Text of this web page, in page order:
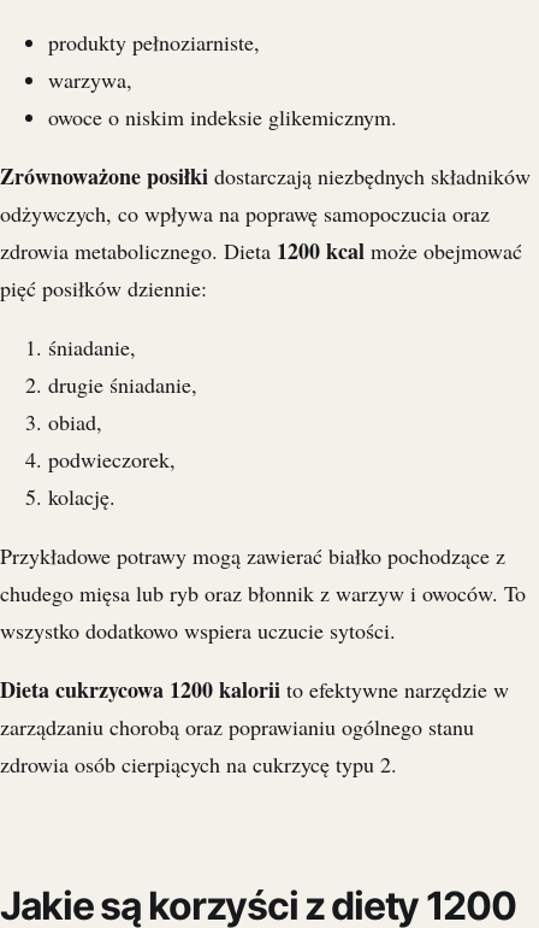
produkty pełnoziarniste,
warzywa,
owoce o niskim indeksie glikemicznym.
Zrównoważone posiłki dostarczają niezbędnych składników
odżywczych, co wpływa na poprawę samopoczucia oraz
zdrowia metabolicznego. Dieta 1200 kcal może obejmować
pięć posiłków dziennie:
śniadanie,
drugie śniadanie,
obiad,
podwieczorek,
kolację.
Przykładowe potrawy mogą zawierać białko pochodzące z
chudego mięsa lub ryb oraz błonnik z warzyw i owoców. To
wszystko dodatkowo wspiera uczucie sytości.
Dieta cukrzycowa 1200 kalorii to efektywne narzędzie w
zarządzaniu chorobą oraz poprawianiu ogólnego stanu
zdrowia osób cierpiących na cukrzycę typu 2.
Jakie są korzyści z diety 1200